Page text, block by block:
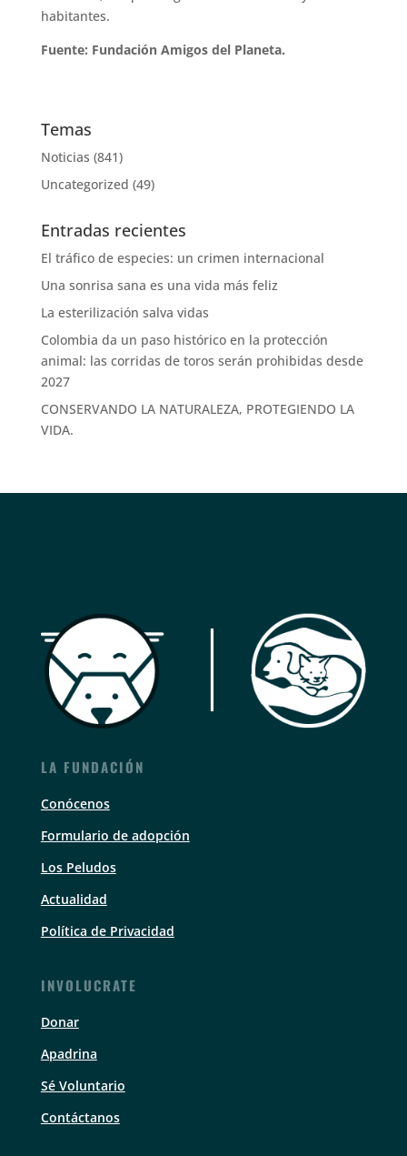
habitantes.
Fuente: Fundación Amigos del Planeta.
Temas
Noticias (841)
Uncategorized (49)
Entradas recientes
El tráfico de especies: un crimen internacional
Una sonrisa sana es una vida más feliz
La esterilización salva vidas
Colombia da un paso histórico en la protección
animal: las corridas de toros serán prohibidas desde
2027
CONSERVANDO LA NATURALEZA, PROTEGIENDO LA
VIDA.
LA FUNDACIÓN
Conócenos
Formulario de adopción
Los Peludos
Actualidad
Política de Privacidad
INVOLUCRATE
Donar
Apadrina
Sé Voluntario
Contáctanos